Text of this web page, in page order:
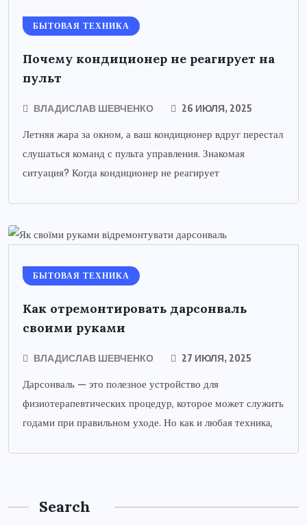
БЫТОВАЯ ТЕХНИКА
Почему кондиционер не реагирует на
пульт
ВЛАДИСЛАВ ШЕВЧЕНКО 26 ИЮЛЯ, 2025
Летняя жара за окном, а ваш кондиционер вдруг перестал
слушаться команд с пульта управления. Знакомая
ситуация? Когда кондиционер не реагирует
БЫТОВАЯ ТЕХНИКА
Как отремонтировать дарсонваль
своими руками
ВЛАДИСЛАВ ШЕВЧЕНКО 27 ИЮЛЯ, 2025
Дарсонваль — это полезное устройство для
физиотерапевтических процедур, которое может служить
годами при правильном уходе. Но как и любая техника,
Search